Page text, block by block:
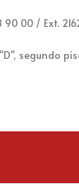
00 / Ext.
segundo